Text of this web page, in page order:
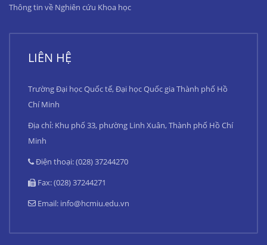
Thông tin về Nghiên cứu Khoa học
LIÊN HỆ
Trường Đại học Quốc tế, Đại học Quốc gia Thành phố Hồ
Chí Minh
Địa chỉ: Khu phố 33, phường Linh Xuân, Thành phố Hồ Chí
Minh
Điện thoại: (028) 37244270
Fax: (028) 37244271
Email: info@hcmiu.edu.vn